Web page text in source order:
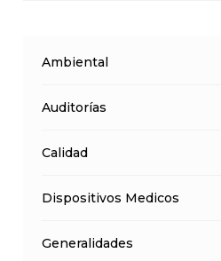
Ambiental
Auditorías
Calidad
Dispositivos Medicos
Generalidades